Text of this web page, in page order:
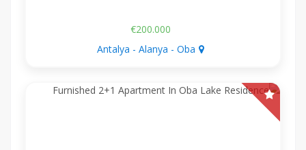
€200.000
Antalya - Alanya - Oba